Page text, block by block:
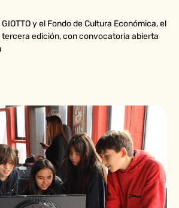
y el Fondo de Cultura Económica, el
edición, con convocatoria abierta